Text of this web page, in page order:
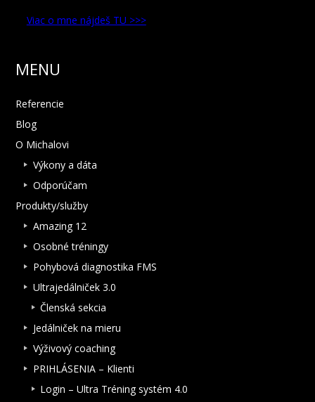
Viac o mne nájdeš TU >>>
MENU
Referencie
Blog
O Michalovi
Výkony a dáta
Odporúčam
Produkty/služby
Amazing 12
Osobné tréningy
Pohybová diagnostika FMS
Ultrajedálniček 3.0
Členská sekcia
Jedálniček na mieru
Výživový coaching
PRIHLÁSENIA – Klienti
Login – Ultra Tréning systém 4.0